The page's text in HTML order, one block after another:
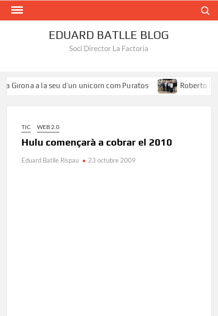
EDUARD BATLLE BLOG
Soci Director La Factoria
Girona a la seu d’un unicorn com Puratos Roberto
TIC WEB 2.0
Hulu començarà a cobrar el 2010
Eduard Batlle Rispau 23 octubre 2009